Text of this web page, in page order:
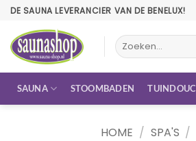
Ga
inhoud
DE SAUNA LEVERANCIER VAN DE BENELUX!
Zoeken
naar:
SAUNA STOOMBADEN
HOME / SPA'S /